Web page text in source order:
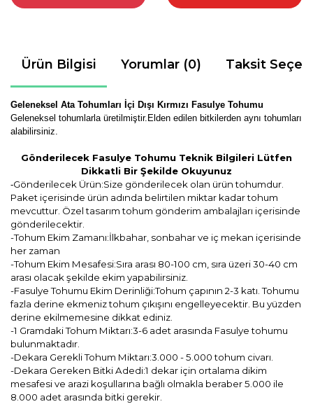
Ürün Bilgisi Yorumlar (0) Taksit
Geleneksel Ata Tohumları İçi Dışı Kırmızı Fasulye Tohumu
Geleneksel tohumlarla üretilmiştir.Elden edilen bitkilerden aynı tohumları
alabilirsiniz.
Gönderilecek Fasulye Tohumu Teknik Bilgileri Lütfen
Dikkatli Bir Şekilde Okuyunuz
-Gönderilecek Ürün:Size gönderilecek olan ürün tohumdur.
Paket içerisinde ürün adında belirtilen miktar kadar tohum
mevcuttur. Özel tasarım tohum gönderim ambalajları içerisinde
gönderilecektir.
-Tohum Ekim Zamanı:İlkbahar, sonbahar ve iç mekan içerisinde
her zaman
-Tohum Ekim Mesafesi:Sıra arası 80-100 cm, sıra üzeri 30-40 cm
arası olacak şekilde ekim yapabilirsiniz.
-Fasulye Tohumu Ekim Derinliği:Tohum çapının 2-3 katı. Tohumu
fazla derine ekmeniz tohum çıkışını engelleyecektir. Bu yüzden
derine ekilmemesine dikkat ediniz.
-1 Gramdaki Tohum Miktarı:3-6 adet arasında Fasulye tohumu
bulunmaktadır.
-Dekara Gerekli Tohum Miktarı:3.000 - 5.000 tohum civarı.
-Dekara Gereken Bitki Adedi:1 dekar için ortalama dikim
mesafesi ve arazi koşullarına bağlı olmakla beraber 5.000 ile
8.000 adet arasında bitki gerekir.